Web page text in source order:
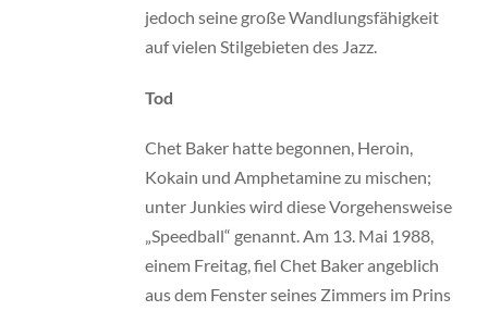
jedoch seine große Wandlungsfähigkeit
auf vielen Stilgebieten des Jazz.
Tod
Chet Baker hatte begonnen, Heroin,
Kokain und Amphetamine zu mischen;
unter Junkies wird diese Vorgehensweise
„Speedball“ genannt. Am 13. Mai 1988,
einem Freitag, fiel Chet Baker angeblich
aus dem Fenster seines Zimmers im Prins